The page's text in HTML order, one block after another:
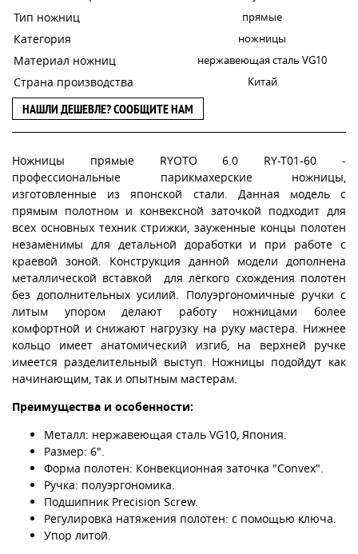
Тип ножниц прямые
Категория ножницы
Материал ножниц нержавеющая сталь VG10
Страна производства Китай
НАШЛИ ДЕШЕВЛЕ? СООБЩИТЕ НАМ
Ножницы прямые RYOTO 6.0 RY-T01-60 -
профессиональные парикмахерские ножницы,
изготовленные из японской стали. Данная модель с
прямым полотном и конвексной заточкой подходит для
всех основных техник стрижки, зауженные концы полотен
незаменимы для детальной доработки и при работе с
краевой зоной. Конструкция данной модели дополнена
металлической вставкой для лёгкого схождения полотен
без дополнительных усилий. Полуэргономичные ручки с
литым упором делают работу ножницами более
комфортной и снижают нагрузку на руку мастера. Нижнее
кольцо имеет анатомический изгиб, на верхней ручке
имеется разделительный выступ. Ножницы подойдут как
начинающим, так и опытным мастерам.
Преимущества и особенности:
Металл: нержавеющая сталь VG10, Япония.
Размер: 6".
Форма полотен: Конвекционная заточка "Convex".
Ручка: полуэргономика.
Подшипник Precision Screw.
Регулировка натяжения полотен: с помощью ключа.
Упор литой.